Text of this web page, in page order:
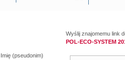
Wyślij znajomemu link
POL-ECO-SYSTEM
Imię (pseudonim)